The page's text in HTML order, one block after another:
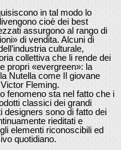
in tal modo lo
cioè dei best
assurgono al rango di
di vendita. Alcuni di
culturale,
collettiva che li rende dei
propri «evergreen»: la
Nutella come Il giovane
Fleming.
fenomeno sta nel fatto che i
classici dei grandi
designers sono di fatto dei
rieditati e
elementi riconoscibili ed
quotidiano.